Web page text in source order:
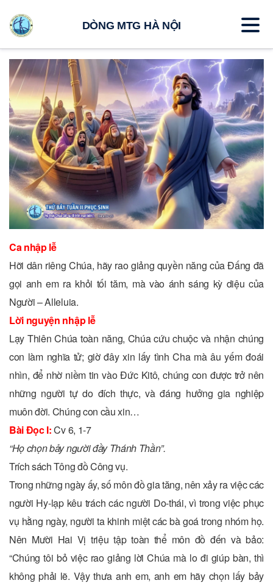
Ca nhập lễ
Hỡi dân riêng Chúa, hãy rao giảng quyền năng của Đấng đã
gọi anh em ra khỏi tối tăm, mà vào ánh sáng kỳ diệu của
Người – Alleluia.
Lời nguyện nhập lễ
Lạy Thiên Chúa toàn năng, Chúa cứu chuộc và nhận chúng
con làm nghĩa tử; giờ đây xin lấy tình Cha mà âu yếm đoái
nhìn, để nhờ niềm tin vào Ðức Kitô, chúng con được trở nên
những người tự do đích thực, và đáng hưởng gia nghiệp
muôn đời. Chúng con cầu xin…
Bài Ðọc I:Cv 6, 1-7
“Họ chọn bảy người đầy Thánh Thần”.
Trích sách Tông đồ Công vụ.
Trong những ngày ấy, số môn đồ gia tăng, nên xảy ra việc các
người Hy-lạp kêu trách các người Do-thái, vì trong việc phục
vụ hằng ngày, người ta khinh miệt các bà goá trong nhóm họ.
Nên Mười Hai Vị triệu tập toàn thể môn đồ đến và bảo:
“Chúng tôi bỏ việc rao giảng lời Chúa mà lo đi giúp bàn, thì
không phải lẽ. Vậy thưa anh em, anh em hãy chọn lấy bảy
DÒNG MTG HÀ NỘI